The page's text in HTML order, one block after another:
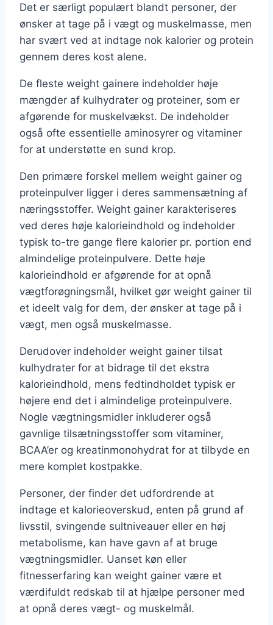
Det er særligt populært blandt personer, der
ønsker at tage på i vægt og muskelmasse, men
har svært ved at indtage nok kalorier og protein
gennem deres kost alene.
De fleste weight gainere indeholder høje
mængder af kulhydrater og proteiner, som er
afgørende for muskelvækst. De indeholder
også ofte essentielle aminosyrer og vitaminer
for at understøtte en sund krop.
Den primære forskel mellem weight gainer og
proteinpulver ligger i deres sammensætning af
næringsstoffer. Weight gainer karakteriseres
ved deres høje kalorieindhold og indeholder
typisk to-tre gange flere kalorier pr. portion end
almindelige proteinpulvere. Dette høje
kalorieindhold er afgørende for at opnå
vægtforøgningsmål, hvilket gør weight gainer til
et ideelt valg for dem, der ønsker at tage på i
vægt, men også muskelmasse.
Derudover indeholder weight gainer tilsat
kulhydrater for at bidrage til det ekstra
kalorieindhold, mens fedtindholdet typisk er
højere end det i almindelige proteinpulvere.
Nogle vægtningsmidler inkluderer også
gavnlige tilsætningsstoffer som vitaminer,
BCAA’er og kreatinmonohydrat for at tilbyde en
mere komplet kostpakke.
Personer, der finder det udfordrende at
indtage et kalorieoverskud, enten på grund af
livsstil, svingende sultniveauer eller en høj
metabolisme, kan have gavn af at bruge
vægtningsmidler. Uanset køn eller
fitnesserfaring kan weight gainer være et
værdifuldt redskab til at hjælpe personer med
at opnå deres vægt- og muskelmål.